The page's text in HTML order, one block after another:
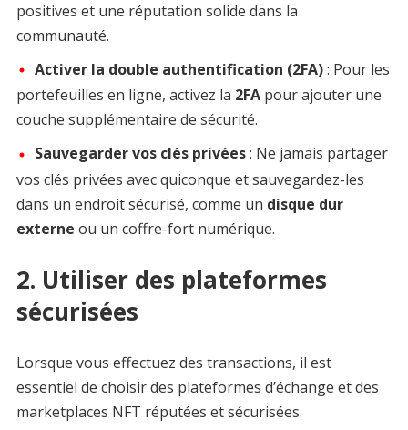
positives et une réputation solide dans la
communauté.
Activer la double authentification (2FA): Pour les
portefeuilles en ligne, activez la 2FApour ajouter une
couche supplémentaire de sécurité.
Sauvegarder vos clés privées: Ne jamais partager
vos clés privées avec quiconque et sauvegardez-les
dans un endroit sécurisé, comme un disque dur
externe ou un coffre-fort numérique.
2. Utiliser des plateformes
sécurisées
Lorsque vous effectuez des transactions, il est
essentiel de choisir des plateformes d’échange et des
marketplaces NFT réputées et sécurisées.